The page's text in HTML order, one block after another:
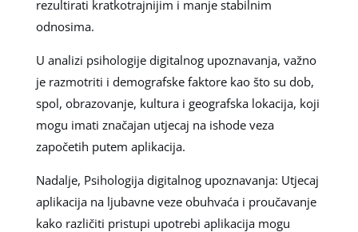
rezultirati kratkotrajnijim i manje stabilnim
odnosima.
U analizi psihologije digitalnog upoznavanja, važno
je razmotriti i demografske faktore kao što su dob,
spol, obrazovanje, kultura i geografska lokacija, koji
mogu imati značajan utjecaj na ishode veza
započetih putem aplikacija.
Nadalje, Psihologija digitalnog upoznavanja: Utjecaj
aplikacija na ljubavne veze obuhvaća i proučavanje
kako različiti pristupi upotrebi aplikacija mogu